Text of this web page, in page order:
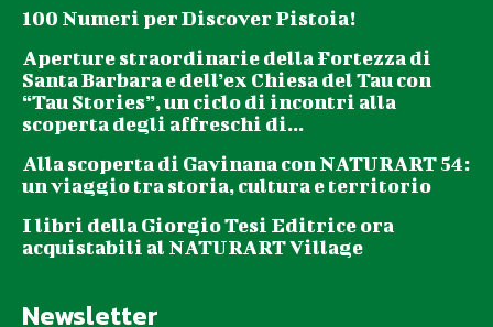
100 Numeri per Discover Pistoia!
Aperture straordinarie della Fortezza di
Santa Barbara e dell’ex Chiesa del Tau con
“Tau Stories”, un ciclo di incontri alla
scoperta degli affreschi di...
Alla scoperta di Gavinana con NATURART 54:
un viaggio tra storia, cultura e territorio
I libri della Giorgio Tesi Editrice ora
acquistabili al NATURART Village
Newsletter